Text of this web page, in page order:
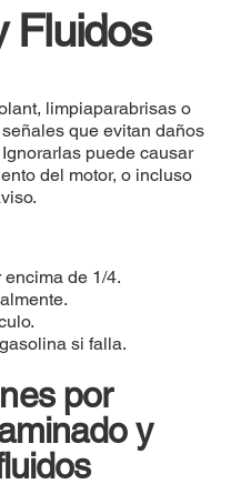
Fluidos
limpiaparabrisas o
que evitan daños
puede causar
del motor, o incluso
de 1/4.
si falla.
por
y